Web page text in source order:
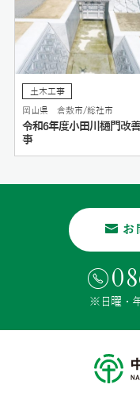
土木工事
岡山県 倉敷市/総社市
令和6年度小田川樋門改
事
お
※日曜・